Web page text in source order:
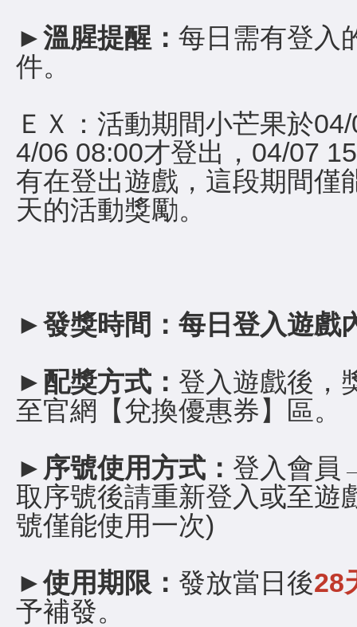
►溫腥提醒： 每日需有登入
件。
ＥＸ：活動期間小芒果於
4/06 08:00才登出，04/07
有在登出遊戲，這段期間僅
天的活動獎勵。
►發獎時間：每日登入遊戲
► 配獎方式： 登入遊戲後，
至官網【兌換優惠券】區。
► 序號使用方式： 登入會員
取序號後請重新登入或至遊
號僅能使用一次)
►使用期限： 發放當日後28
予補發。